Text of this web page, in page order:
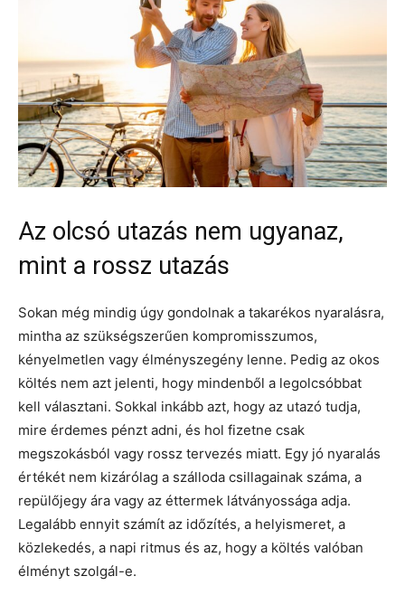
Az olcsó utazás nem ugyanaz,
mint a rossz utazás
Sokan még mindig úgy gondolnak a takarékos nyaralásra,
mintha az szükségszerűen kompromisszumos,
kényelmetlen vagy élményszegény lenne. Pedig az okos
költés nem azt jelenti, hogy mindenből a legolcsóbbat
kell választani. Sokkal inkább azt, hogy az utazó tudja,
mire érdemes pénzt adni, és hol fizetne csak
megszokásból vagy rossz tervezés miatt. Egy jó nyaralás
értékét nem kizárólag a szálloda csillagainak száma, a
repülőjegy ára vagy az éttermek látványossága adja.
Legalább ennyit számít az időzítés, a helyismeret, a
közlekedés, a napi ritmus és az, hogy a költés valóban
élményt szolgál-e.